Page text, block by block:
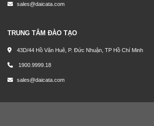
sales@daicata.com
TRUNG TÂM ĐÀO TẠO
43D/44 Hồ Văn Huê, P. Đức Nhuận, TP Hồ Chí Minh
1900.9999.18
sales@daicata.com